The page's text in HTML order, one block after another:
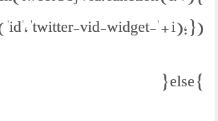
'twitter-vid-widget-' + i); });
} else {